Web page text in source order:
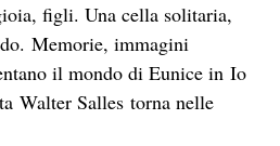
figli. Una cella solitaria,
Memorie, immagini
il mondo di Eunice in Io
Walter Salles torna nelle